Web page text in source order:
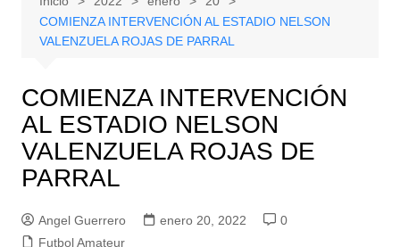
COMIENZA INTERVENCIÓN AL ESTADIO NELSON
VALENZUELA ROJAS DE PARRAL
COMIENZA INTERVENCIÓN
AL ESTADIO NELSON
VALENZUELA ROJAS DE
PARRAL
Angel Guerrero enero 20, 2022
0
Futbol Amateur